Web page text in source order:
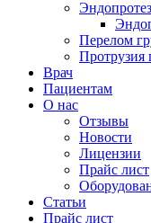
Перелом
Протрузия
Врач
Пациентам
О нас
Отзывы
Новости
Лицензии
Прайс лист
Статьи
Прайс лист